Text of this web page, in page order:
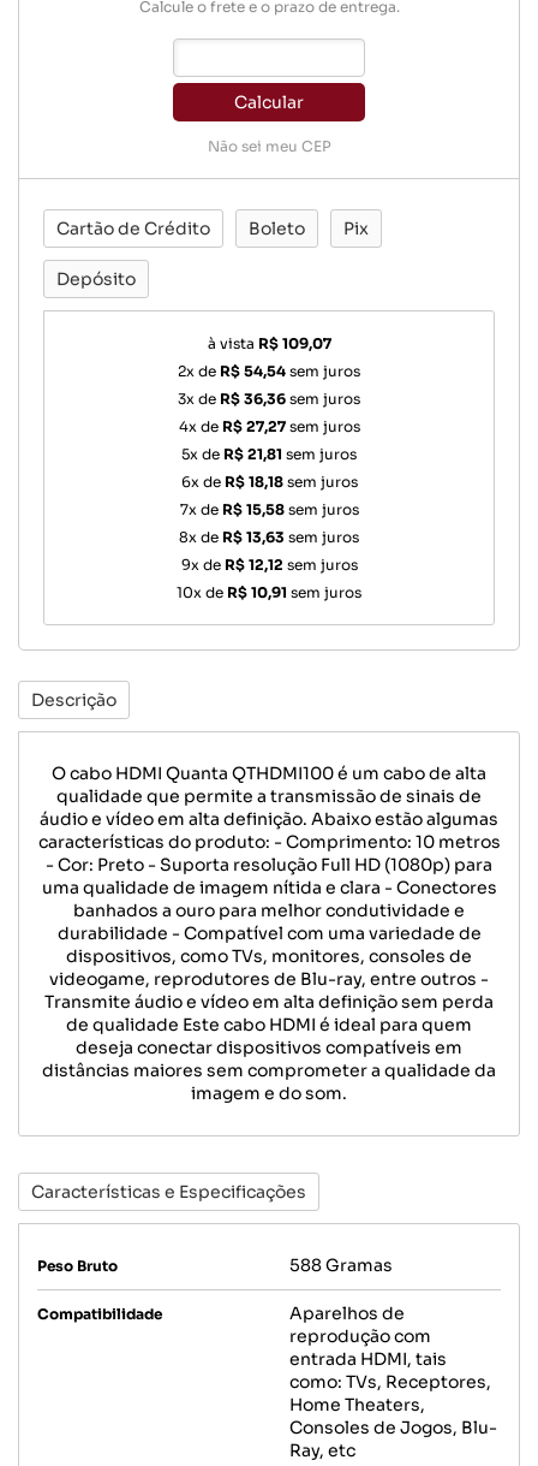
Calcule o frete e o prazo de entrega.
Calcular
Não sei meu CEP
Cartão de Crédito Boleto Pix
Depósito
à vista R$ 109,07
2x de R$ 54,54 sem juros
3x de R$ 36,36 sem juros
4x de R$ 27,27sem juros
5x de R$ 21,81 sem juros
6x de R$ 18,18sem juros
7x de R$ 15,58sem juros
8x de R$ 13,63 sem juros
9x de R$ 12,12 sem juros
10x de R$ 10,91 sem juros
Descrição
O cabo HDMI Quanta QTHDMI100 é um cabo de alta
qualidade que permite a transmissão de sinais de
áudio e vídeo em alta definição. Abaixo estão algumas
características do produto: - Comprimento: 10 metros
- Cor: Preto - Suporta resolução Full HD (1080p) para
uma qualidade de imagem nítida e clara - Conectores
banhados a ouro para melhor condutividade e
durabilidade - Compatível com uma variedade de
dispositivos, como TVs, monitores, consoles de
videogame, reprodutores de Blu-ray, entre outros -
Transmite áudio e vídeo em alta definição sem perda
de qualidade Este cabo HDMI é ideal para quem
deseja conectar dispositivos compatíveis em
distâncias maiores sem comprometer a qualidade da
imagem e do som.
Características e Especificações
Peso Bruto 588 Gramas
Compatibilidade
Aparelhos de
reprodução com
entrada HDMI, tais
como: TVs, Receptores,
Home Theaters,
Consoles de Jogos, Blu-
Ray, etc